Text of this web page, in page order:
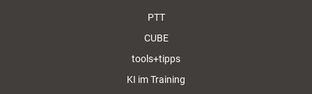
PTT
CUBE
tools+tipps
KI im Training